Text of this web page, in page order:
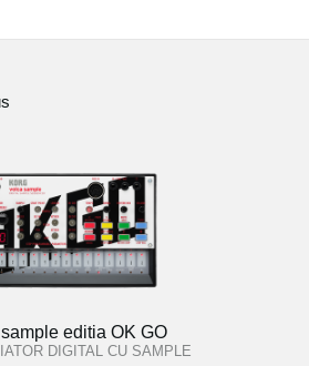
editia OK GO
DIGITAL CU SAMPLE